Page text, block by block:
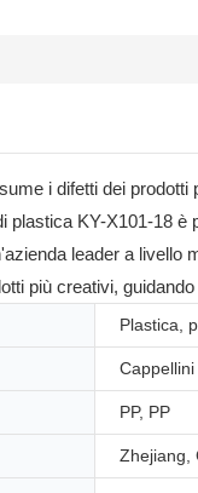
i difetti dei
plastica KY-X101-18
leader a
più creativi,
Plastica,
Cappellini
PP, PP
Zhejiang,